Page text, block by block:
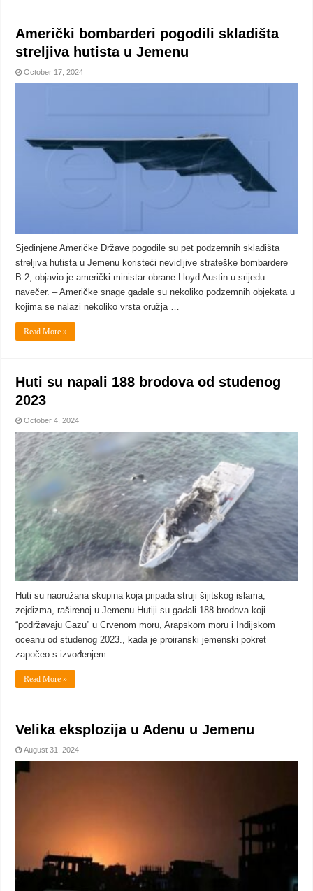
Američki bombarderi pogodili skladišta
streljiva hutista u Jemenu
October 17, 2024
Sjedinjene Američke Države pogodile su pet podzemnih skladišta
streljiva hutista u Jemenu koristeći nevidljive strateške bombardere
B-2, objavio je američki ministar obrane Lloyd Austin u srijedu
navečer. – Američke snage gađale su nekoliko podzemnih objekata u
kojima se nalazi nekoliko vrsta oružja …
Read More »
Huti su napali 188 brodova od studenog
2023
October 4, 2024
Huti su naoružana skupina koja pripada struji šijitskog islama,
zejdizma, raširenoj u Jemenu Hutiji su gađali 188 brodova koji
“podržavaju Gazu” u Crvenom moru, Arapskom moru i Indijskom
oceanu od studenog 2023., kada je proiranski jemenski pokret
započeo s izvođenjem …
Read More »
Velika eksplozija u Adenu u Jemenu
August 31, 2024